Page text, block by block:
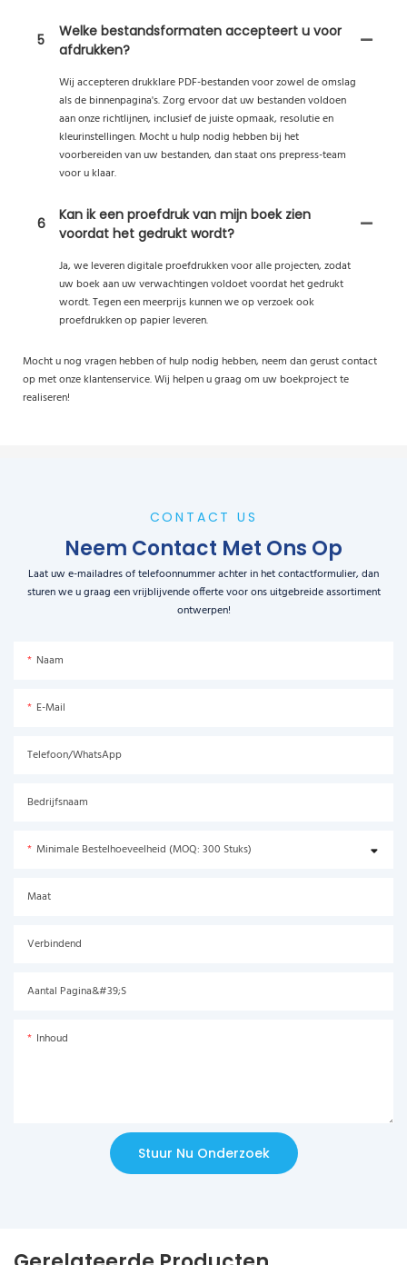
5
Welke bestandsformaten accepteert u voor
afdrukken?
Wij accepteren drukklare PDF-bestanden voor zowel de omslag
als de binnenpagina's. Zorg ervoor dat uw bestanden voldoen
aan onze richtlijnen, inclusief de juiste opmaak, resolutie en
kleurinstellingen. Mocht u hulp nodig hebben bij het
voorbereiden van uw bestanden, dan staat ons prepress-team
voor u klaar.
6
Kan ik een proefdruk van mijn boek zien
voordat het gedrukt wordt?
Ja, we leveren digitale proefdrukken voor alle projecten, zodat
uw boek aan uw verwachtingen voldoet voordat het gedrukt
wordt. Tegen een meerprijs kunnen we op verzoek ook
proefdrukken op papier leveren.
Mocht u nog vragen hebben of hulp nodig hebben, neem dan gerust contact
op met onze klantenservice. Wij helpen u graag om uw boekproject te
realiseren!
CONTACT US
Neem Contact Met Ons Op
Laat uw e-mailadres of telefoonnummer achter in het contactformulier, dan
sturen we u graag een vrijblijvende offerte voor ons uitgebreide assortiment
ontwerpen!
Naam
E-Mail
Telefoon/WhatsApp
Bedrijfsnaam
Minimale Bestelhoeveelheid (MOQ: 300 Stuks)
Maat
Verbindend
Aantal Pagina&#39;s
Inhoud
Stuur Nu Onderzoek